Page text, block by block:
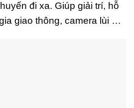
đi xa. Giúp giải trí, hỗ
giao thông, camera lùi …